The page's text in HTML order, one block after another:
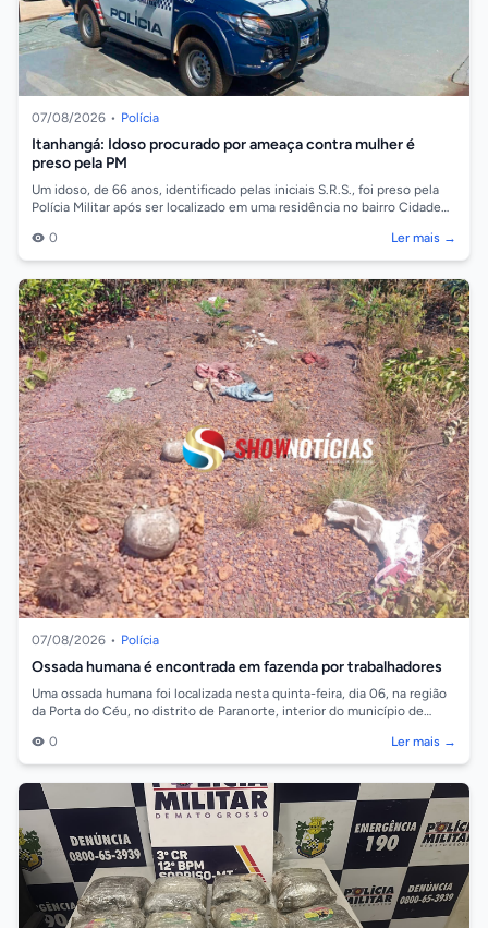
07/08/2026 • Polícia
Itanhangá: Idoso procurado por ameaça contra mulher é
preso pela PM
Um idoso, de 66 anos, identificado pelas iniciais S.R.S., foi preso pela
Polícia Militar após ser localizado em uma residência no bairro Cidade
0
Ler mais →
07/08/2026 • Polícia
Ossada humana é encontrada em fazenda por trabalhadores
Uma ossada humana foi localizada nesta quinta-feira, dia 06, na região
da Porta do Céu, no distrito de Paranorte, interior do município de
0
Ler mais →